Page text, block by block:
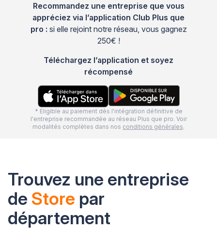
Recommandez une entreprise que vous
appréciez via l’application Club Plus que
pro : si elle rejoint notre réseau, vous gagnez
250€ !
Téléchargez l’application et soyez
récompensé
* Eligible au paiement dès l'intégration définitive de
l'entreprise recommandée au réseau Plus que pro. Voir
modalités complètes dans nos conditions générales.
Trouvez une entreprise
de Store par
département